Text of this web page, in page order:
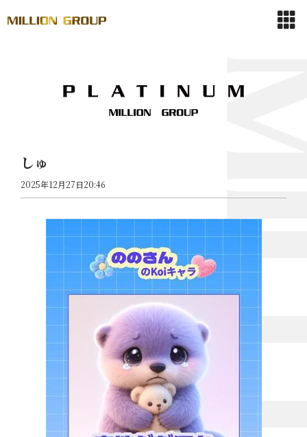
しゅ
2025年12月27日20:46